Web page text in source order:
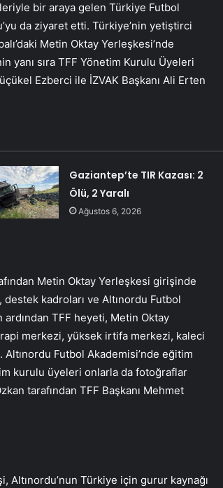
bir araya gelen Türkiye Futbol
da ziyaret etti. Türkiye’nin yetiştirci
Metin Oktay Yerleşkesi’nde
yanı sıra TFF Yönetim Kurulu Üyeleri
Ezberci ile İZVAK Başkanı Ali Erten
Gaziantep’te TIR Kazası: 2
Ölü, 2 Yaralı
Ağustos 6, 2026
Metin Oktay Yerleşkesi girişinde
kadroları ve Altınordu Futbol
ardından TFF heyeti, Metin Oktay
merkezi, yüksek irtifa merkezi, kaleci
Altınordu Futbol Akademisi’nde eğitim
kurulu üyeleri onlarla da fotoğraflar
tarafından TFF Başkanı Mehmet
Türkiye için gurur kaynağı